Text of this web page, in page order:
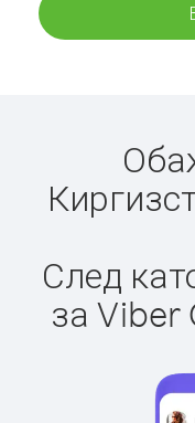
След
за Viber